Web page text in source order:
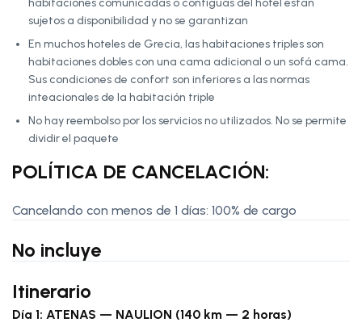
sujetos a disponibilidad y no se garantizan
En muchos hoteles de Grecia, las habitaciones triples son
habitaciones dobles con una cama adicional o un sofá cama.
Sus condiciones de confort son inferiores a las normas
inteacionales de la habitación triple
No hay reembolso por los servicios no utilizados. No se permite
dividir el paquete
POLÍTICA DE CANCELACIÓN:
Cancelando con menos de 1 días: 100% de cargo
No incluye
Itinerario
Día 1: ATENAS — NAULION (140 km — 2 horas)